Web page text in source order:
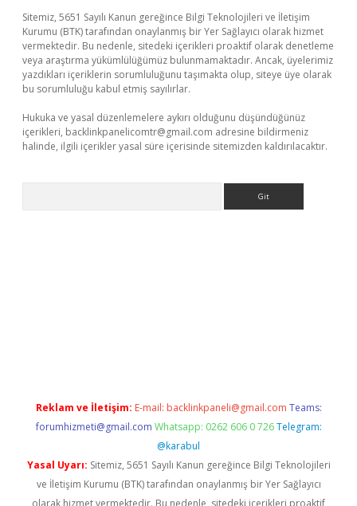
Sitemiz, 5651 Sayılı Kanun gereğince Bilgi Teknolojileri ve İletişim
Kurumu (BTK) tarafından onaylanmış bir Yer Sağlayıcı olarak hizmet
vermektedir. Bu nedenle, sitedeki içerikleri proaktif olarak denetleme
veya araştırma yükümlülüğümüz bulunmamaktadır. Ancak, üyelerimiz
yazdıkları içeriklerin sorumluluğunu taşımakta olup, siteye üye olarak
bu sorumluluğu kabul etmiş sayılırlar.
Hukuka ve yasal düzenlemelere aykırı olduğunu düşündüğünüz
içerikleri, backlinkpanelicomtr@gmail.com adresine bildirmeniz
halinde, ilgili içerikler yasal süre içerisinde sitemizden kaldırılacaktır.
Reklam ve İletişim: E-mail: backlinkpaneli@gmail.com Teams:
forumhizmeti@gmail.com Whatsapp: 0262 606 0 726 Telegram:
@karabul
Yasal Uyarı: Sitemiz, 5651 Sayılı Kanun gereğince Bilgi Teknolojileri
ve İletişim Kurumu (BTK) tarafından onaylanmış bir Yer Sağlayıcı
olarak hizmet vermektedir. Bu nedenle, sitedeki içerikleri proaktif